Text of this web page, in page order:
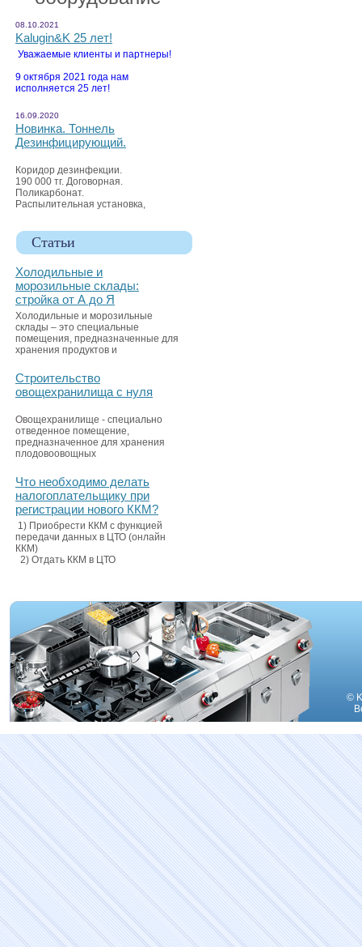
08.10.2021
Kalugin&K 25 лет!
Уважаемые клиенты и партнеры!
9 октября 2021 года нам
исполняется 25 лет!
16.09.2020
Новинка. Тоннель
Дезинфицирующий.
Коридор дезинфекции.
190 000 тг. Договорная.
Поликарбонат.
Распылительная установка,
Статьи
Холодильные и
морозильные склады:
стройка от А до Я
Холодильные и морозильные
склады – это специальные
помещения, предназначенные для
хранения продуктов и
Строительство
овощехранилища с нуля
Овощехранилище - специально
отведенное помещение,
предназначенное для хранения
плодовоовощных
Что необходимо делать
налогоплательщику при
регистрации нового ККМ?
1) Приобрести ККМ с функцией
передачи данных в ЦТО (онлайн
ККМ)
2) Отдать ККМ в ЦТО
©